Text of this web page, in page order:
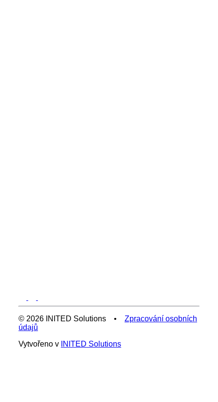
© 2026 INITED Solutions • Zpracování osobních
údajů
Vytvořeno v INITED Solutions